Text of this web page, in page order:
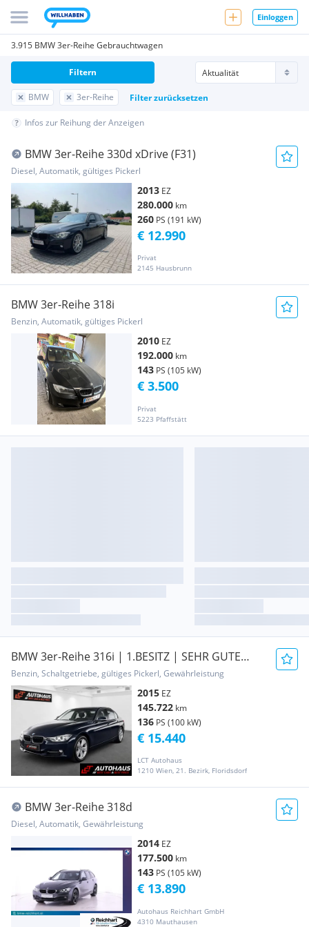
Einloggen
3.915 BMW 3er-Reihe Gebrauchtwagen
BMW 3er-Reihe Filter zurücksetzen
Filtern
Infos zur Reihung der Anzeigen
BMW 3er-Reihe 330d xDrive (F31)
Diesel, Automatik, gültiges Pickerl
2013 EZ
280.000 km
260 PS (191 kW)
Privat
2145 Hausbrunn
€ 12.990
BMW 3er-Reihe 318i
Benzin, Automatik, gültiges Pickerl
2010 EZ
192.000 km
143 PS (105 kW)
Privat
5223 Pfaffstätt
€ 3.500
BMW 3er-Reihe 316i | 1.BESITZ | SEHR GUTE
AUSSTATTUNG |
Benzin, Schaltgetriebe, gültiges Pickerl, Gewährleistung
2015 EZ
145.722 km
136 PS (100 kW)
LCT Autohaus
1210 Wien, 21. Bezirk, Floridsdorf
€ 15.440
BMW 3er-Reihe 318d
Diesel, Automatik, Gewährleistung
2014 EZ
177.500 km
143 PS (105 kW)
Autohaus Reichhart GmbH
4310 Mauthausen
€ 13.890